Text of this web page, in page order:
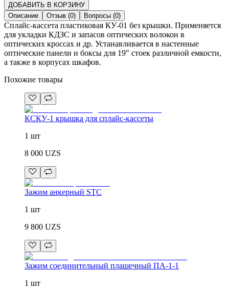
ДОБАВИТЬ В КОРЗИНУ
Описание
Отзыв (0) Вопросы (0)
Сплайс-кассета пластиковая КУ-01 без крышки. Применяется
для укладки КДЗС и запасов оптических волокон в
оптических кроcсах и др. Устанавливается в настенные
оптические панели и боксы для 19" стоек различной емкости,
а также в корпусах шкафов.
Похожие товары
КСКУ-1 крышка для сплайс-кассеты
1 шт
8 000 UZS
Зажим анкерный STC
1 шт
9 800 UZS
Зажим соединительный плашечный ПА-1-1
1 шт